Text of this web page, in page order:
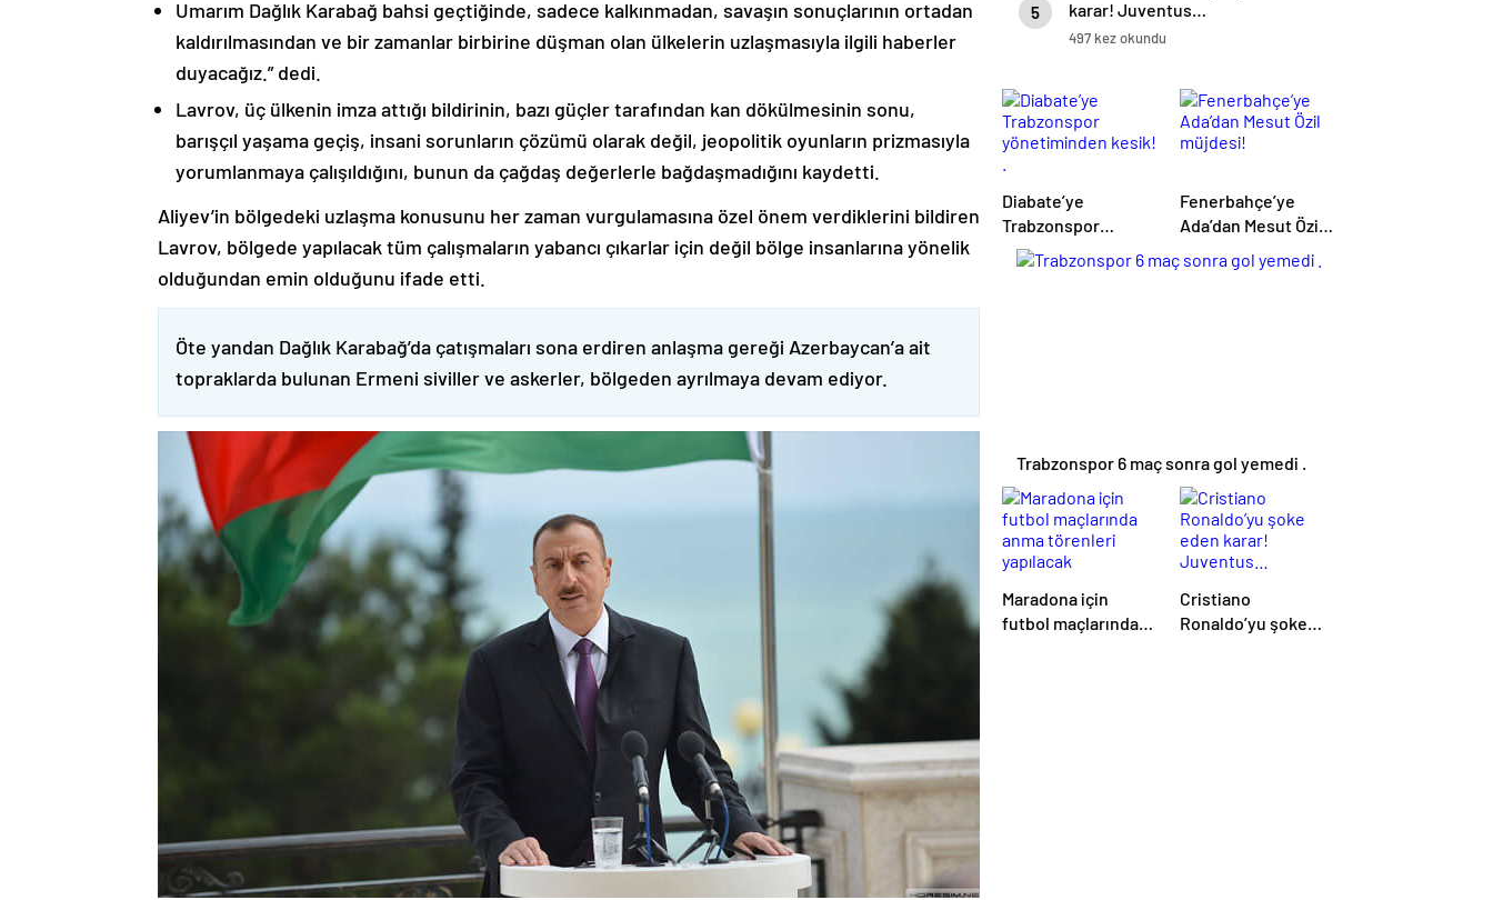
Umarım Dağlık Karabağ bahsi geçtiğinde, sadece kalkınmadan, savaşın sonuçlarının ortadan
kaldırılmasından ve bir zamanlar birbirine düşman olan ülkelerin uzlaşmasıyla ilgili haberler
duyacağız.” dedi.
Lavrov, üç ülkenin imza attığı bildirinin, bazı güçler tarafından kan dökülmesinin sonu,
barışçıl yaşama geçiş, insani sorunların çözümü olarak değil, jeopolitik oyunların prizmasıyla
yorumlanmaya çalışıldığını, bunun da çağdaş değerlerle bağdaşmadığını kaydetti.
Aliyev’in bölgedeki uzlaşma konusunu her zaman vurgulamasına özel önem verdiklerini bildiren
Lavrov, bölgede yapılacak tüm çalışmaların yabancı çıkarlar için değil bölge insanlarına yönelik
olduğundan emin olduğunu ifade etti.
Öte yandan Dağlık Karabağ’da çatışmaları sona erdiren anlaşma gereği Azerbaycan’a ait
topraklarda bulunan Ermeni siviller ve askerler, bölgeden ayrılmaya devam ediyor.
5
karar! Juventus…
497 kez okundu
Diabate’ye
Trabzonspor
yönetiminden
kesik! .
Fenerbahçe’ye
Ada’dan Mesut Özil
Trabzonspor 6 maç sonra gol yemedi .
Maradona için
futbol maçlarında
Cristiano
Ronaldo’yu şoke